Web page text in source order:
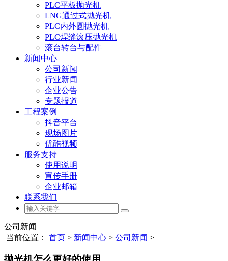
PLC平板抛光机
LNG通过式抛光机
PLC内外圆抛光机
PLC焊缝滚压抛光机
滚台转台与配件
新闻中心
公司新闻
行业新闻
企业公告
专题报道
工程案例
抖音平台
现场图片
优酷视频
服务支持
使用说明
宣传手册
企业邮箱
联系我们
公司新闻
当前位置： 首页 > 新闻中心 > 公司新闻 >